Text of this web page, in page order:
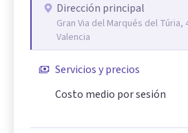
Dirección principal
Gran Via del Marqués del Túria,
Valencia
Servicios y precios
Costo medio por sesión